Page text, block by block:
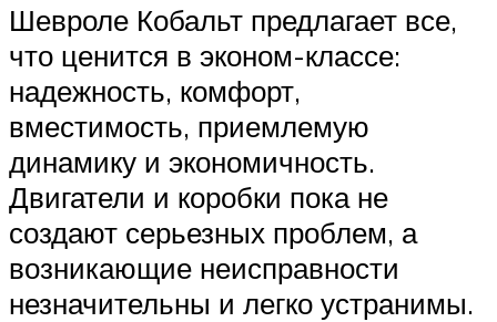
Шевроле Кобальт предлагает все,
что ценится в эконом-классе:
надежность, комфорт,
вместимость, приемлемую
динамику и экономичность.
Двигатели и коробки пока не
создают серьезных проблем, а
возникающие неисправности
незначительны и легко устранимы.